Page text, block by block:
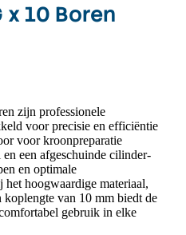
x 10 Boren
zijn professionele
voor precisie en efficiëntie
voor kroonpreparatie
en een afgeschuinde cilinder­
en optimale
hoogwaardige materiaal,
koplengte van 10 mm biedt de
gebruik in elke